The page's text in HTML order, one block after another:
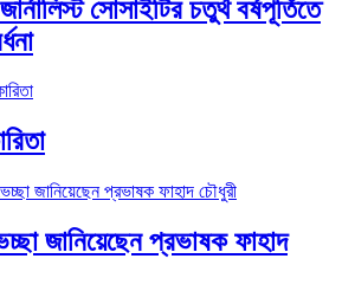
সোসাইটির চতুর্থ বর্ষপূর্তিতে
জানিয়েছেন প্রভাষক ফাহাদ